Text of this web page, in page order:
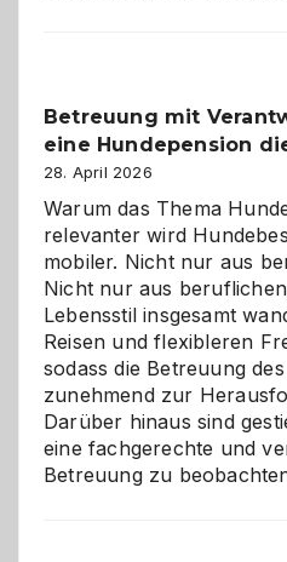
Betreuung mit
eine Hundepension
28. April 2026
Warum das Thema
relevanter wird
mobiler. Nicht nur aus
Nicht nur aus
Lebensstil insgesamt
Reisen und flexibleren
sodass die Betreuung
zunehmend zur
Darüber hinaus sind
eine fachgerechte und
Betreuung zu